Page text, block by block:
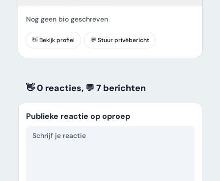
Nog geen bio geschreven
👋 Bekijk profiel 💬 Stuur privébericht
👋 0 reacties, 💬 7 berichten
Publieke reactie op oproep